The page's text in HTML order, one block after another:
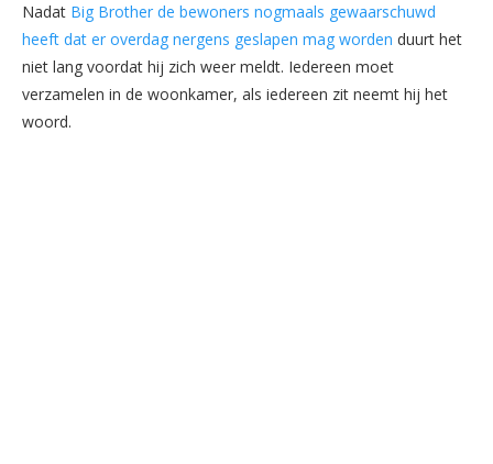
Nadat Big Brother de bewoners nogmaals gewaarschuwd
heeft dat er overdag nergens geslapen mag worden duurt het
niet lang voordat hij zich weer meldt. Iedereen moet
verzamelen in de woonkamer, als iedereen zit neemt hij het
woord.